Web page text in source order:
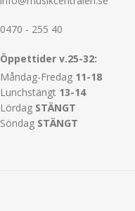
0470 - 255 40
Öppettider v.25-32:
Måndag-Fredag 11-18
Lunchstängt 13-14
Lördag STÄNGT
Söndag STÄNGT